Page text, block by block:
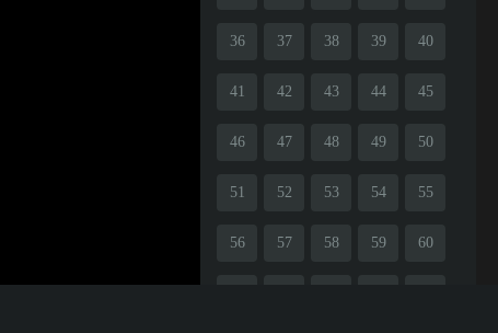
36 37 38 39 40
41 42 43 44 45
46 47 48 49 50
51 52 53 54 55
56 57 58 59 60